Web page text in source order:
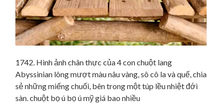
1742. Hình ảnh chân thực của 4 con chuột lang
Abyssinian lông mượt màu nâu vàng, sô cô la và quế, chia
sẻ những miếng chuối, bên trong một túp lều nhiệt đới
sàn. chuột bọ ú bọ ú mỹ giá bao nhiều